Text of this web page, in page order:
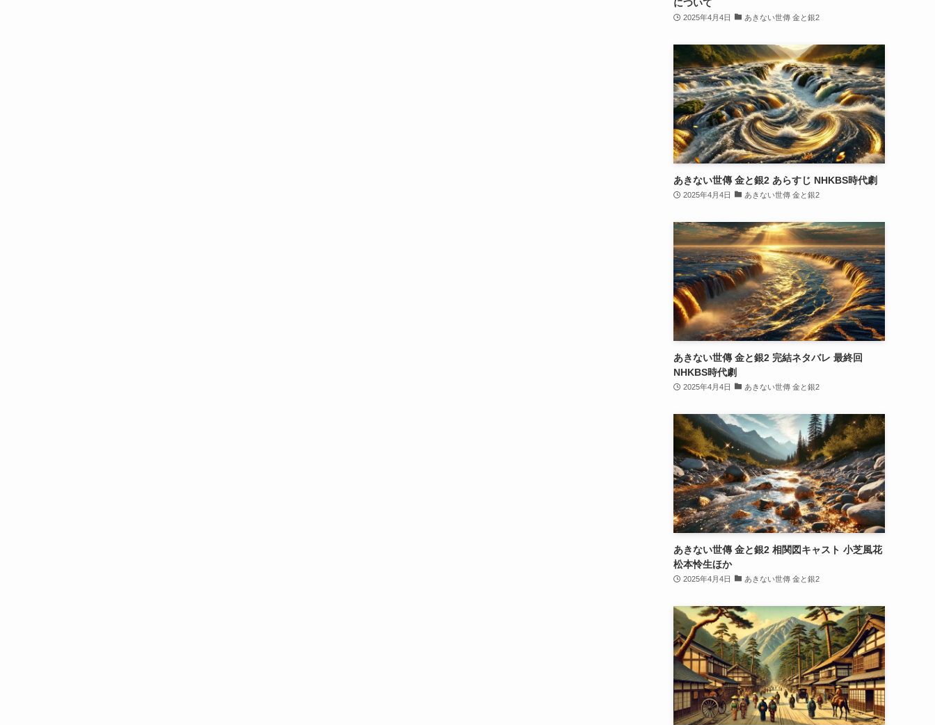
について
2025年4月4日 あきない世傳 金と銀2
あきない世傳 金と銀2 あらすじ NHKBS時代劇
2025年4月4日 あきない世傳 金と銀2
あきない世傳 金と銀2 完結ネタバレ 最終回
NHKBS時代劇
2025年4月4日 あきない世傳 金と銀2
あきない世傳 金と銀2 相関図キャスト 小芝風花
松本怜生ほか
2025年4月4日 あきない世傳 金と銀2